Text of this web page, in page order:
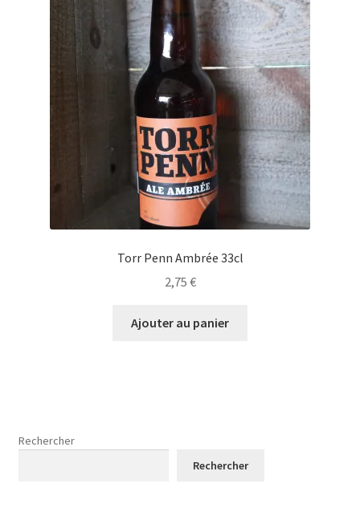
Torr Penn Ambrée 33cl
2,75 €
Ajouter au panier
Rechercher
Rechercher